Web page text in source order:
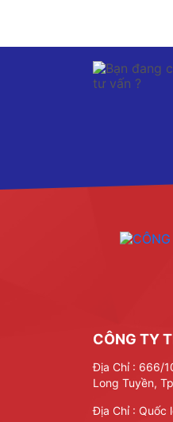
CÔNG TY
Địa Chỉ : 666/
Long Tuyền,
Địa Chỉ : Quốc